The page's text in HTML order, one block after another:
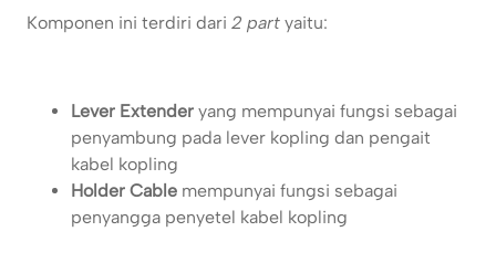
Komponen ini terdiri dari 2 part yaitu:
Lever Extender yang mempunyai fungsi sebagai
penyambung pada lever kopling dan pengait
kabel kopling
Holder Cable mempunyai fungsi sebagai
penyangga penyetel kabel kopling